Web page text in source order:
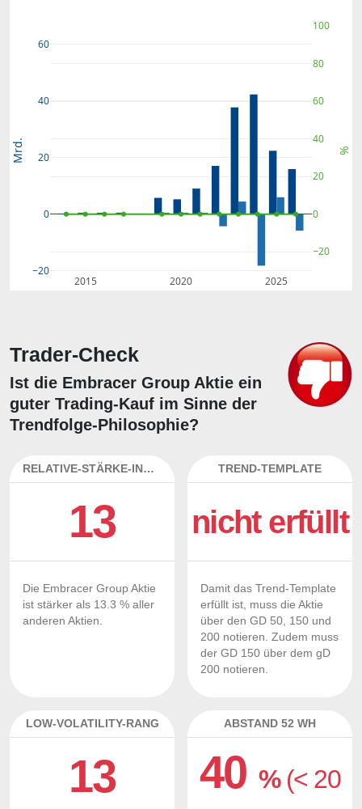
2015 2020 2025
−20
0
20
40
60
−20
0
20
40
60
80
100
Mrd. %
Trader-Check
Ist die Embracer Group Aktie ein
guter Trading-Kauf im Sinne der
Trendfolge-Philosophie?
RELATIVE-STÄRKE-INDEX
13
Die Embracer Group Aktie
ist stärker als 13.3 % aller
anderen Aktien.
TREND-TEMPLATE
nicht erfüllt
Damit das Trend-Template
erfüllt ist, muss die Aktie
über den GD 50, 150 und
200 notieren. Zudem muss
der GD 150 über dem gD
200 notieren.
LOW-VOLATILITY-RANG
13
ABSTAND 52 WH
40% (< 20